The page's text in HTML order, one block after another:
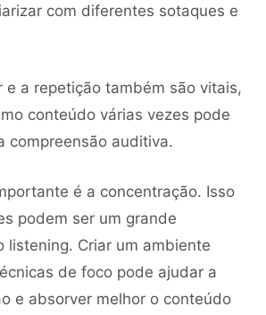
com diferentes sotaques e
e a repetição também são vitais,
conteúdo várias vezes pode
compreensão auditiva.
é a concentração. Isso
podem ser um grande
listening. Criar um ambiente
de foco pode ajudar a
e absorver melhor o conteúdo